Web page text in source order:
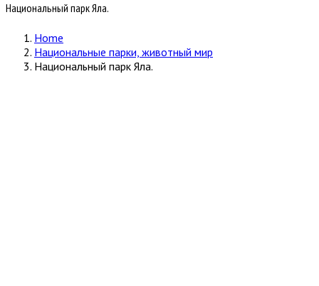
Национальный парк Яла.
Home
Национальные парки, животный мир
Национальный парк Яла.